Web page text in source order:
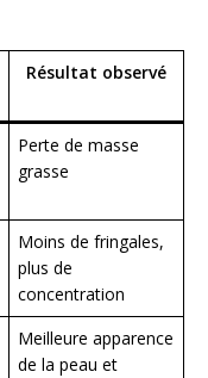
Résultat observé
Perte de masse
grasse
Moins de fringales,
plus de
concentration
Meilleure apparence
de la peau et